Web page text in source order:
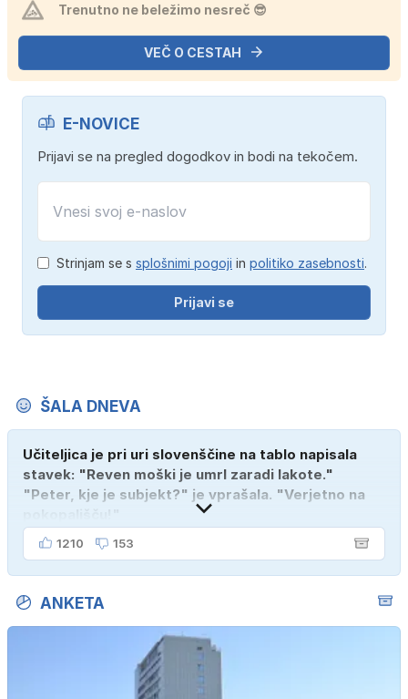
Trenutno ne beležimo nesreč 😎
VEČ O CESTAH
E-NOVICE
Prijavi se na pregled dogodkov in bodi na tekočem.
Strinjam se s splošnimi pogoji in politiko zasebnosti.
Prijavi se
ŠALA DNEVA
Učiteljica je pri uri slovenščine na tablo napisala
stavek: "Reven moški je umrl zaradi lakote."
"Peter, kje je subjekt?" je vprašala. "Verjetno na
1210 153
ANKETA